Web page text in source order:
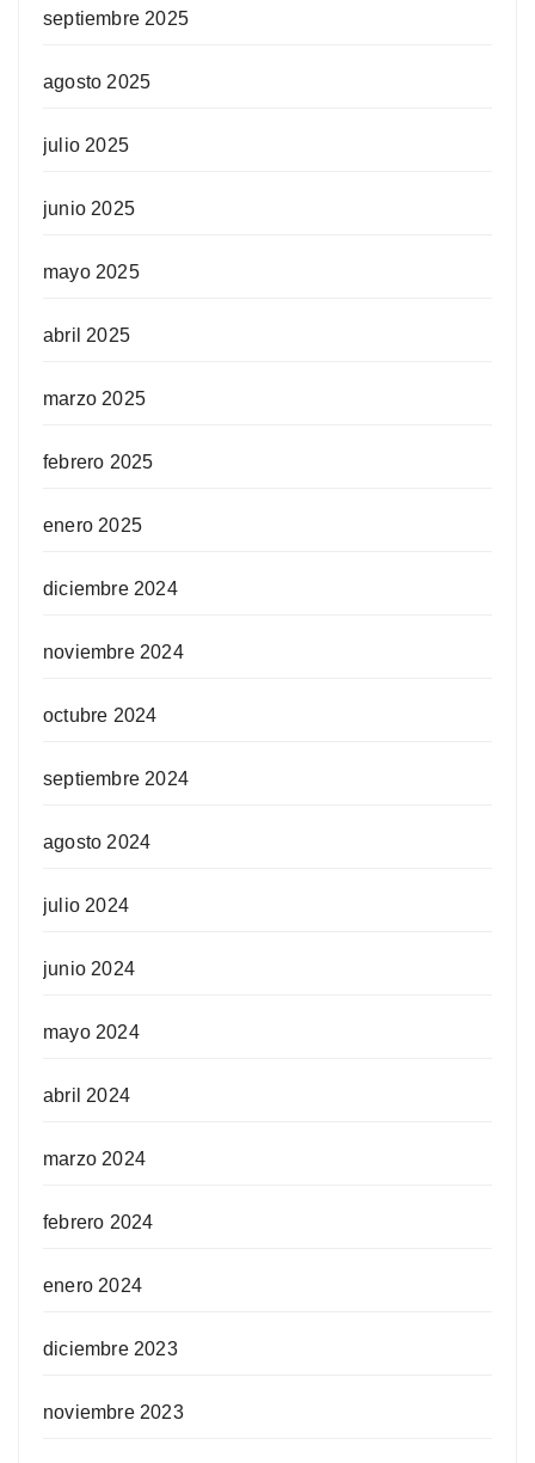
septiembre 2025
agosto 2025
julio 2025
junio 2025
mayo 2025
abril 2025
marzo 2025
febrero 2025
enero 2025
diciembre 2024
noviembre 2024
octubre 2024
septiembre 2024
agosto 2024
julio 2024
junio 2024
mayo 2024
abril 2024
marzo 2024
febrero 2024
enero 2024
diciembre 2023
noviembre 2023